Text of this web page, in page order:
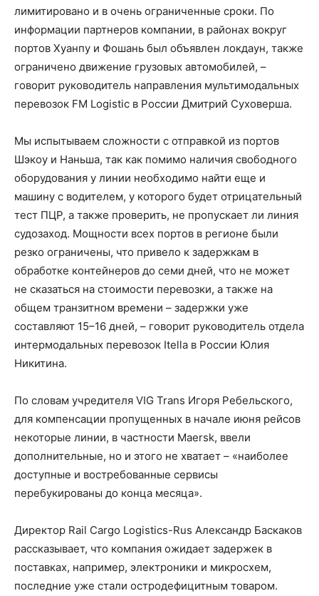
лимитировано и в очень ограниченные сроки. По
информации партнеров компании, в районах вокруг
портов Хуанпу и Фошань был объявлен локдаун, также
ограничено движение грузовых автомобилей, –
говорит руководитель направления мультимодальных
перевозок FM Logistic в России Дмитрий Суховерша.
Мы испытываем сложности с отправкой из портов
Шэкоу и Наньша, так как помимо наличия свободного
оборудования у линии необходимо найти еще и
машину с водителем, у которого будет отрицательный
тест ПЦР, а также проверить, не пропускает ли линия
судозаход. Мощности всех портов в регионе были
резко ограничены, что привело к задержкам в
обработке контейнеров до семи дней, что не может
не сказаться на стоимости перевозки, а также на
общем транзитном времени – задержки уже
составляют 15–16 дней, – говорит руководитель отдела
интермодальных перевозок Itella в России Юлия
Никитина.
По словам учредителя VIG Trans Игоря Ребельского,
для компенсации пропущенных в начале июня рейсов
некоторые линии, в частности Maersk, ввели
дополнительные, но и этого не хватает – «наиболее
доступные и востребованные сервисы
перебукированы до конца месяца».
Директор Rail Cargo Logistics-Rus Александр Баскаков
рассказывает, что компания ожидает задержек в
поставках, например, электроники и микросхем,
последние уже стали остродефицитным товаром.